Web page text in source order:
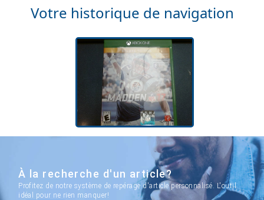
Votre historique de navigation
À la recherche d'un article?
Profitez de notre système de repérage d'article personnalisé. L'outil
idéal pour ne rien manquer!